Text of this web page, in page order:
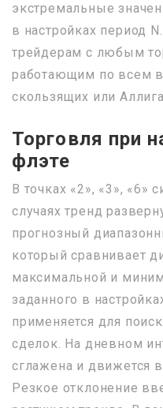
экстремальные
в настройках период
трейдерам с любым
работающим по всем
скользящих или
Торговля при
флэте
В точках «2», «3», «6»
случаях тренд
прогнозный
который сравнивает
максимальной и
заданного в
применяется для
сделок. На дневном
сглажена и движется
Резкое отклонение